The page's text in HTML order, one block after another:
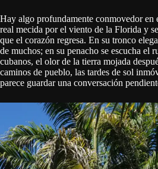
Hay algo profundamente conmovedor en
real mecida por el viento de la Florida y
que el corazón regresa. En su tronco
de muchos; en su penacho se escucha el
cubanos, el olor de la tierra mojada
caminos de pueblo, las tardes de sol
parece guardar una conversación